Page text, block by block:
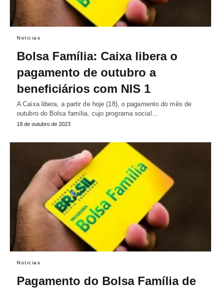
Noticias
Bolsa Família: Caixa libera o
pagamento de outubro a
beneficiários com NIS 1
A Caixa libera, a partir de hoje (18), o pagamento do mês de
outubro do Bolsa família, cujo programa social…
18 de outubro de 2023
Noticias
Pagamento do Bolsa Família de